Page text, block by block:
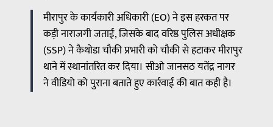
मीरापुर के कार्यकारी अधिकारी (EO) ने इस हरकत पर
कड़ी नाराजगी जताई, जिसके बाद वरिष्ठ पुलिस अधीक्षक
(SSP) ने कैथोडा चौकी प्रभारी को चौकी से हटाकर मीरापुर
थाने में स्थानांतरित कर दिया। सीओ जानसठ यतेंद्र नागर
ने वीडियो को पुराना बताते हुए कार्रवाई की बात कही है।